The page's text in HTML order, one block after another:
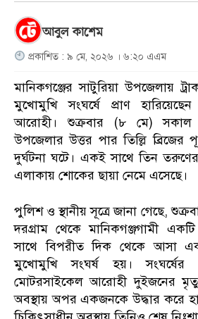
আবুল কাশেম
প্রকাশিত : ৯ মে, ২০২৬ । ৬:২০ এএম
মানিকগঞ্জের সাটুরিয়া উপজেলায়
মুখোমুখি সংঘর্ষে প্রাণ
আরোহী। শুক্রবার (৮ মে) সকাল
উপজেলার উত্তর পার তিল্লি ব্রিজের
দুর্ঘটনা ঘটে। একই সাথে তিন
এলাকায় শোকের ছায়া নেমে এসেছে।
পুলিশ ও স্থানীয় সূত্রে জানা গেছে,
দরগ্রাম থেকে মানিকগঞ্জগামী
সাথে বিপরীত দিক থেকে আসা
মুখোমুখি সংঘর্ষ হয়। সংঘর্ষের
মোটরসাইকেল আরোহী দুইজনের
অবস্থায় অপর একজনকে উদ্ধার করে